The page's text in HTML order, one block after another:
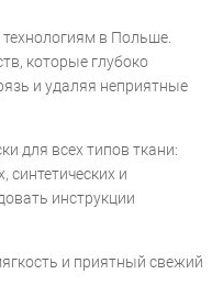
в Польше.
которые глубоко
и удаляя неприятные
для всех типов ткани:
и
инструкции
и приятный свежий